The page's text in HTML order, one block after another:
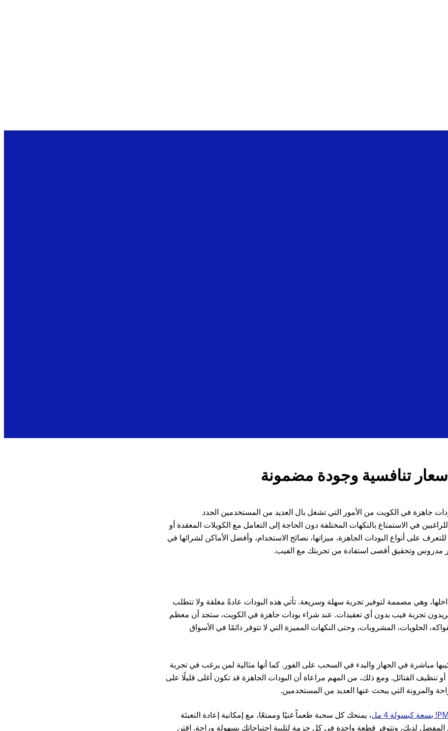
تنافسية وجودة مضمونة
جاهزة في الكويت من الأمور التي تشغل بال العديد من المستخدمين الجدد
في الاستمتاع بالنكهات المختلفة دون الحاجة إلى التعامل مع الكويلات المعقدة أو
على أنواع البودات الجاهزة، ميزاتها، نصائح الاستخدام، وأفضل الأماكن لشرائها في
مدروس وتحقيق أقصى استفادة من تجربتك مع الفيب.
وهي مصممة لتوفير تجربة سهلة وسريعة. تأتي هذه البودات عادةً مغلقة ولا تتطلب
يريدون تجربة فيب بدون أي تعقيدات. عند شراء بودات جاهزة في الكويت، ستجد أن معظم
الحلويات، المشروبات، وحتى النكهات المميزة التي لا تتوفر دائمًا في الأسواق
مباشرة في الجهاز والبدء في السحب على الفور. كما أنها مثالية لمن يرغب في تجربة
الفتائل. ومع ذلك، من المهم مراعاة أن البودات الجاهزة قد تكون أغلى قليلًا على
والمرونة التي يبحث عنها العديد من المستخدمين.
، يمنحك كل سحبة طعماً غنيًا وممتعًا، مع إمكانية إعادة التعبئة
المفضل لديك، وتتوفر قطعة واحدة في كل حزمة لتلبية احتياجاتك بسهولة وراحة. اقتنِ